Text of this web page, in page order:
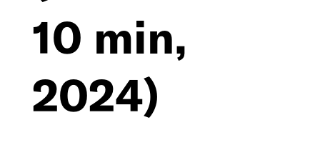
10 min,
2024)